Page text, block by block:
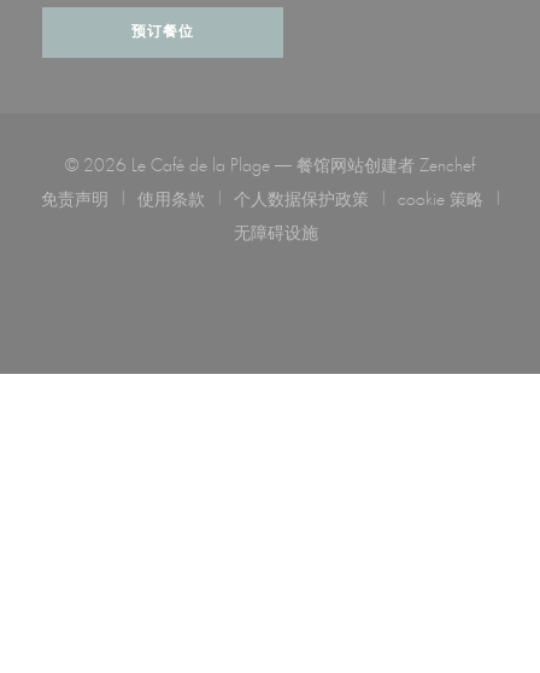
预订餐位
© 2026 Le Café de la Plage — 餐馆网站创建者 Zenchef((在新窗
免责声明
使用条款 个人数据保护政策 cookie 策略
无障碍设施